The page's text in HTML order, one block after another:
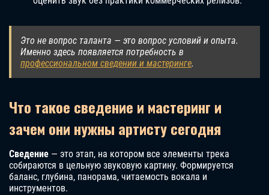
Это не вопрос таланта — это вопрос условий и опыта.
Именно здесь появляется потребность в
профессиональном сведении и мастеринге.
Что такое сведение и мастеринг и
зачем они нужны артисту сегодня
Сведение — это этап, на котором все элементы трека
собираются в цельную звуковую картину. Формируется
баланс, глубина, панорама, читаемость вокала и
инструментов.